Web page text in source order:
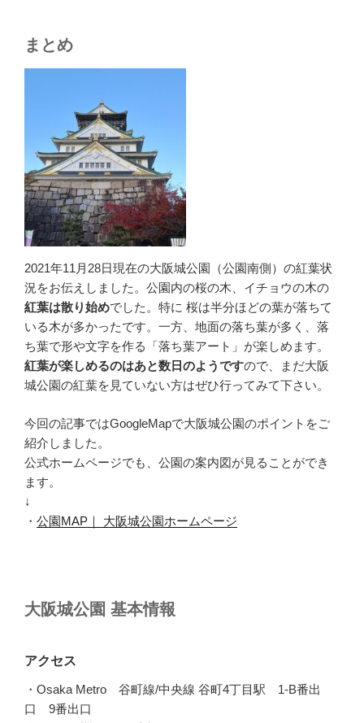
まとめ
2021年11月28日現在の大阪城公園（公園南側）の紅葉状
況をお伝えしました。公園内の桜の木、イチョウの木の
紅葉は散り始めでした。特に 桜は半分ほどの葉が落ちて
いる木が多かったです。一方、地面の落ち葉が多く、落
ち葉で形や文字を作る「落ち葉アート」が楽しめます。
紅葉が楽しめるのはあと数日のようですので、まだ大阪
城公園の紅葉を見ていない方はぜひ行ってみて下さい。
今回の記事ではGoogleMapで大阪城公園のポイントをご
紹介しました。
公式ホームページでも、公園の案内図が見ることができ
ます。
↓
・ 公園MAP｜ 大阪城公園ホームページ
大阪城公園 基本情報
アクセス
・Osaka Metro 谷町線/中央線 谷町4丁目駅 1-B番出
口 9番出口